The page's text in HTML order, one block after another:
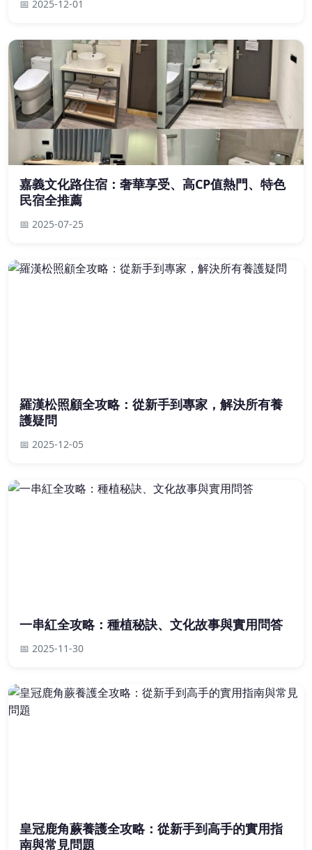
📅 2025-12-01
嘉義文化路住宿：奢華享受、高CP值熱門、特色
民宿全推薦
📅 2025-07-25
羅漢松照顧全攻略：從新手到專家，解決所有養
護疑問
📅 2025-12-05
一串紅全攻略：種植秘訣、文化故事與實用問答
📅 2025-11-30
皇冠鹿角蕨養護全攻略：從新手到高手的實用指
南與常見問題